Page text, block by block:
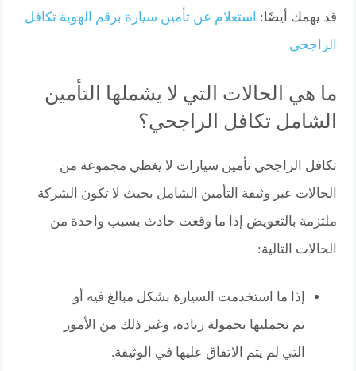
قد يهمك أيضًا: استعلام عن تأمين سيارة برقم الهوية تكافل
الراجحي
ما هي الحالات التي لا يشملها التأمين
الشامل تكافل الراجحي؟
تكافل الراجحي تأمين سيارات لا يغطي مجموعة من
الحالات عبر وثيقة التأمين الشامل بحيث لا تكون الشركة
ملتزمة بالتعويض إذا ما وقعت حادث بسبب واحدة من
الحالات التالية:
إذا ما استخدمت السيارة بشكل مبالغ فيه أو
تم تحمليها بحمولة زيادة، وغير ذلك من الأمور
التي لم يتم الاتفاق عليها في الوثيقة.